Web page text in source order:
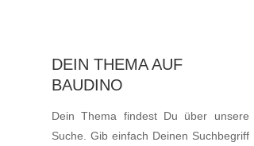
DEIN THEMA AUF
BAUDINO
Dein Thema findest Du über unsere
Suche. Gib einfach Deinen Suchbegriff